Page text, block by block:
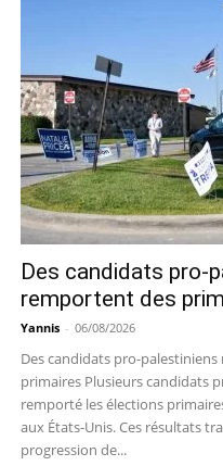
Des candidats pro-
remportent des
Yannis - 06/08/2026
Des candidats pro-
primaires Plusieurs candidats
remporté les élections
aux États-Unis. Ces résultats
progression de...